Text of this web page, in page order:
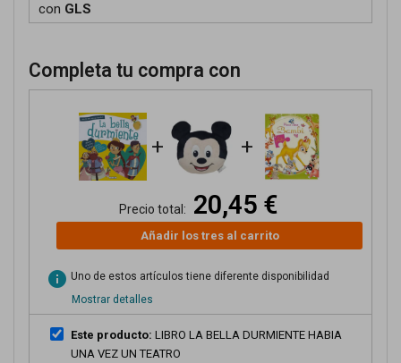
con GLS
Completa tu compra con
+ +
Precio total: 20,45 €
Añadir los tres al carrito
info Uno de estos artículos tiene diferente disponibilidad
Mostrar detalles
Este producto: LIBRO LA BELLA DURMIENTE HABIA
UNA VEZ UN TEATRO